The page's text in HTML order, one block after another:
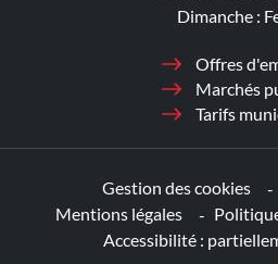
Dimanche :
Offres
Marchés
Tarifs
Gestion des cookies
Mentions légales
Accessibilité :